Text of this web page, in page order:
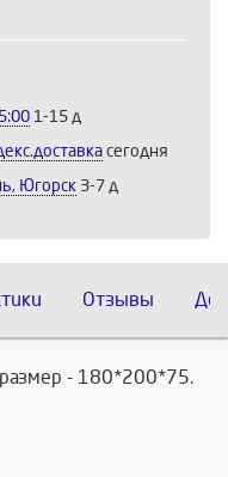
1-15 д
сегодня
Югорск 3-7 д
Отзывы
- 180*200*75.